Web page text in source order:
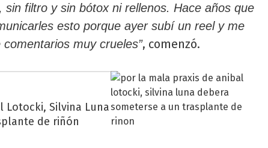
sin filtro y sin bótox ni rellenos. Hace años que
esto porque ayer subí un reel y me
muy crueles”, comenzó.
Lotocki, Silvina Luna
de riñón